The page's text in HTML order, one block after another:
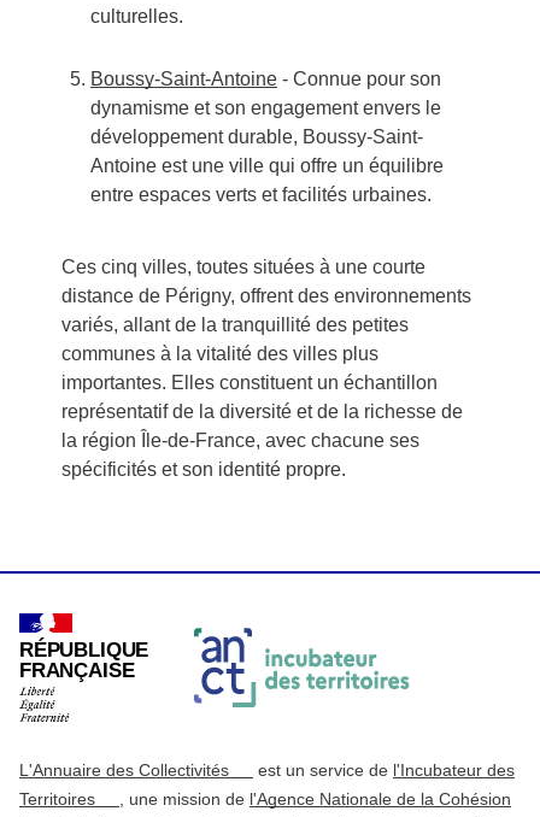
culturelles.
Boussy-Saint-Antoine- Connue pour son
dynamisme et son engagement envers le
développement durable, Boussy-Saint-
Antoine est une ville qui offre un équilibre
entre espaces verts et facilités urbaines.
Ces cinq villes, toutes situées à une courte
distance de Périgny, offrent des environnements
variés, allant de la tranquillité des petites
communes à la vitalité des villes plus
importantes. Elles constituent un échantillon
représentatif de la diversité et de la richesse de
la région Île-de-France, avec chacune ses
spécificités et son identité propre.
RÉPUBLIQUE
FRANÇAISE
L'Annuaire des Collectivités est un service de l'Incubateur des
Territoires
, une mission de l'Agence Nationale de la Cohésion